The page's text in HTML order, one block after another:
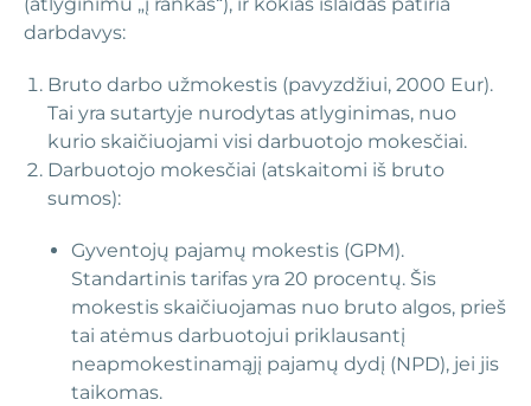
darbdavys:
Bruto darbo užmokestis (pavyzdžiui, 2000 Eur).
Tai yra sutartyje nurodytas atlyginimas, nuo
kurio skaičiuojami visi darbuotojo mokesčiai.
Darbuotojo mokesčiai (atskaitomi iš bruto
sumos):
Gyventojų pajamų mokestis (GPM).
Standartinis tarifas yra 20 procentų. Šis
mokestis skaičiuojamas nuo bruto algos, prieš
tai atėmus darbuotojui priklausantį
neapmokestinamąjį pajamų dydį (NPD), jei jis
taikomas.